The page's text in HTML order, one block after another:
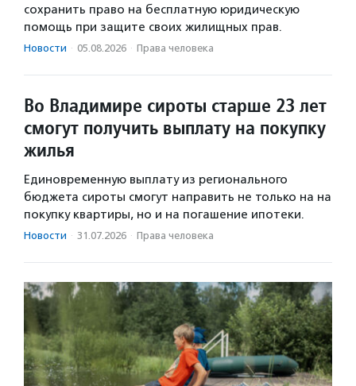
сохранить право на бесплатную юридическую
помощь при защите своих жилищных прав.
Новости · 05.08.2026 · Права человека
Во Владимире сироты старше 23 лет
смогут получить выплату на покупку
жилья
Единовременную выплату из регионального
бюджета сироты смогут направить не только на на
покупку квартиры, но и на погашение ипотеки.
Новости · 31.07.2026 · Права человека